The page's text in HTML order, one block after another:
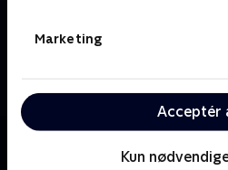
Marketing
Acceptér
Kun
Fransk børneserie om
af deres mange forskelle er